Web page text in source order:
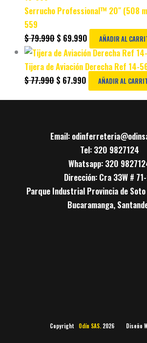
Serrucho Professional™ 20″ (508
559
$79.990 $ 69.990 AÑADIR AL
Tijera de Aviación Derecha Ref 14-
$77.990 $ 67.990 AÑADIR AL
Email:
Tel: 320 9827124
Whatsapp: 320
Dirección: Cra 33W #
Parque Industrial Provincia de Soto
Bucaramanga,
Copyright Odín SAS. 2026 Diseño